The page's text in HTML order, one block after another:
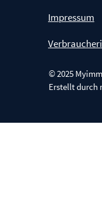
© 2025
Erstellt durch
Impressum